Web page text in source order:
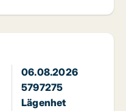
06.08.2026
5797275
Lägenhet